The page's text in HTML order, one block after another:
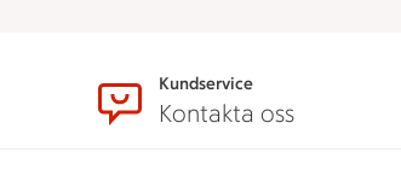
Kundservice
Kontakta oss